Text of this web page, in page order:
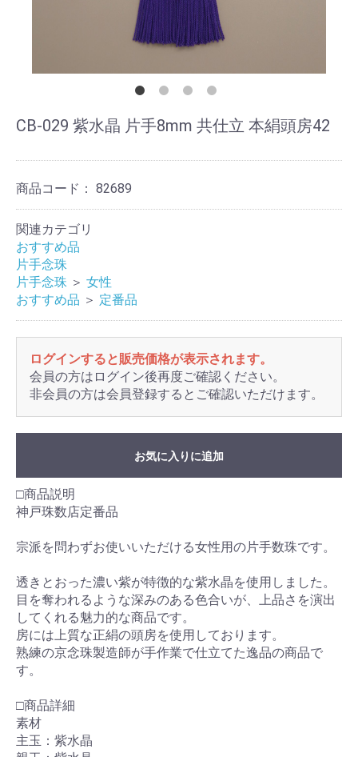
CB-029 紫水晶 片手8mm 共仕立 本絹頭房42
商品コード： 82689
関連カテゴリ
おすすめ品
片手念珠
片手念珠 ＞ 女性
おすすめ品 ＞ 定番品
ログインすると販売価格が表示されます。
会員の方はログイン後再度ご確認ください。
非会員の方は会員登録するとご確認いただけます。
お気に入りに追加
□商品説明
神戸珠数店定番品
宗派を問わずお使いいただける女性用の片手数珠です。
透きとおった濃い紫が特徴的な紫水晶を使用しました。
目を奪われるような深みのある色合いが、上品さを演出
してくれる魅力的な商品です。
房には上質な正絹の頭房を使用しております。
熟練の京念珠製造師が手作業で仕立てた逸品の商品で
す。
□商品詳細
素材
主玉：紫水晶